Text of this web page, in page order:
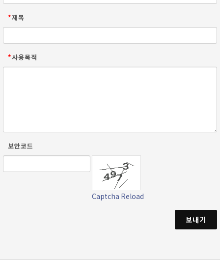
*제목
*사용목적
보안코드
Captcha Reload
보내기